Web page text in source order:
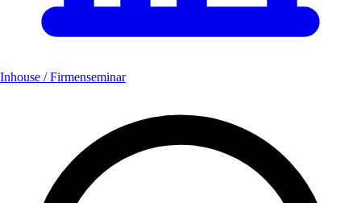
Inhouse / Firmenseminar